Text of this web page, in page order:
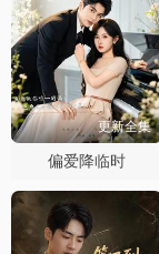
更新全集
偏爱降临时